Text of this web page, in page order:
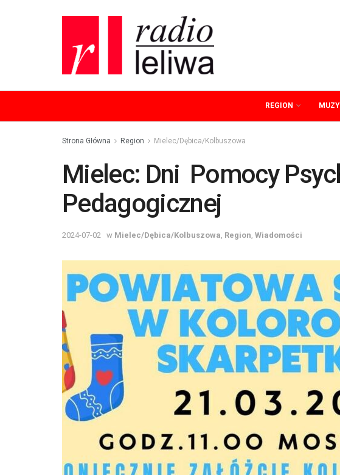
REGION
Strona Główna Region Mielec/Dębica/Kolbuszowa
Mielec: Dni Pomocy
Pedagogicznej
2024-07-02 w Mielec/Dębica/Kolbuszowa Region Wiadomości